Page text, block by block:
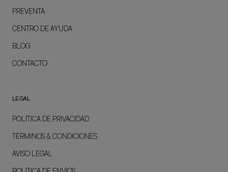
PREVENTA
CENTRO DE AYUDA
BLOG
CONTACTO
LEGAL
POLÍTICA DE PRIVACIDAD
TÉRMINOS & CONDICIONES
AVISO LEGAL